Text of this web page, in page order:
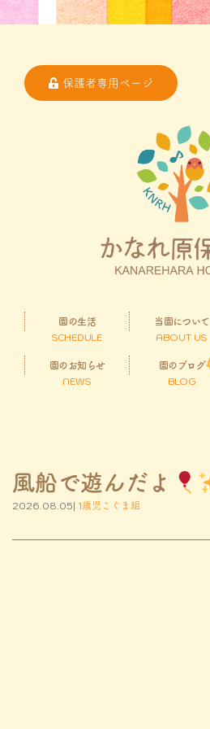
保護者専用ページ
園の生活
SCHEDULE
当園について
ABOUT US
園のお知らせ
NEWS
園のブログ
BLOG
風船で遊んだよ
2026.08.05| 1歳児こぐま組